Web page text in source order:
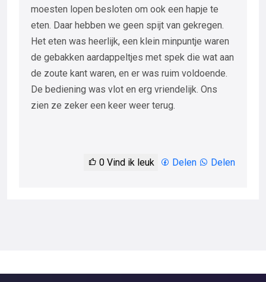
moesten lopen besloten om ook een hapje te
eten. Daar hebben we geen spijt van gekregen.
Het eten was heerlijk, een klein minpuntje waren
de gebakken aardappeltjes met spek die wat aan
de zoute kant waren, en er was ruim voldoende.
De bediening was vlot en erg vriendelijk. Ons
zien ze zeker een keer weer terug.
0 Vind ik leuk Delen Delen